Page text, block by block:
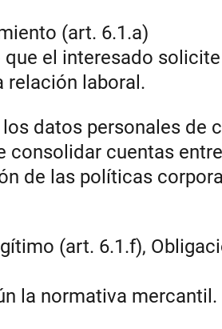
(art. 6.1.a)
que el interesado
relación laboral.
datos personales de
consolidar cuentas
de las políticas
(art. 6.1.f),
la normativa mercantil.